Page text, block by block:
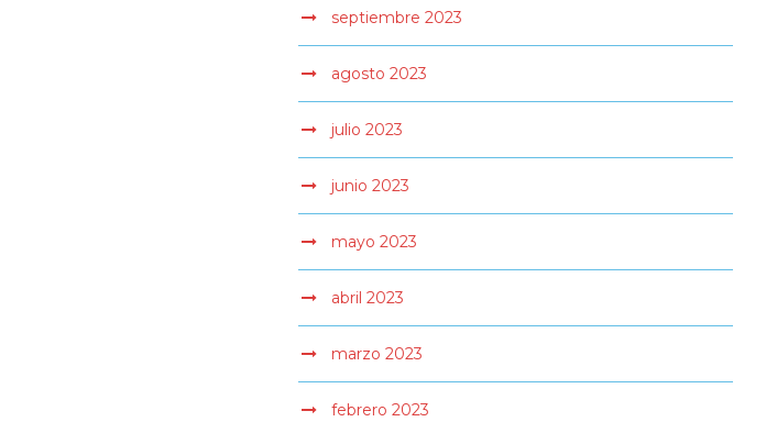
septiembre 2023
agosto 2023
julio 2023
junio 2023
mayo 2023
abril 2023
marzo 2023
febrero 2023